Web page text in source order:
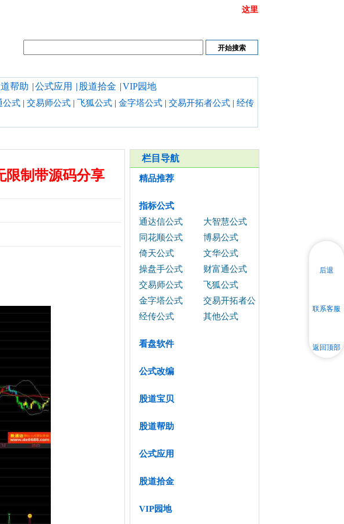
这里
帮助 |公式应用 | 股道拾金 |VIP园地
公式 | 交易师公式 | 飞狐公式 | 金字塔公式 | 交易开拓者公式 | 经传
限制带源码分享
栏目导航
精品推荐
指标公式
通达信公式
大智慧公式
同花顺公式
博易公式
倚天公式
文华公式
操盘手公式
财富通公式
交易师公式
飞狐公式
金字塔公式
交易开拓者公
式
经传公式 其他公式
看盘软件
公式改编
股道宝贝
股道帮助
公式应用
股道拾金
VIP园地
后退
联系客服
返回顶部